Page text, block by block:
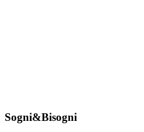
Sogni&Bisogni